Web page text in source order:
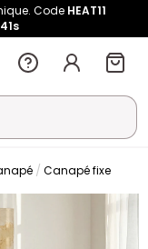
Code HEAT11
41s
Canapé fixe